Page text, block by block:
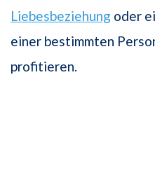
Liebesbeziehung oder
einer bestimmten
profitieren.